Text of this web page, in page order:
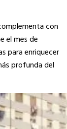
con
el mes de
para enriquecer
profunda del